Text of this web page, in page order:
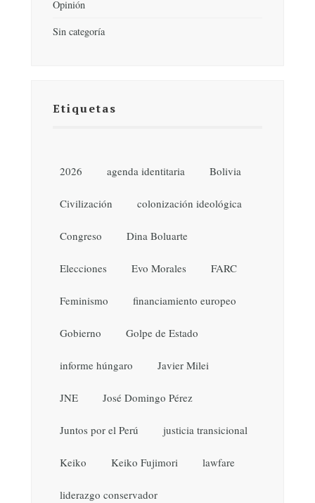
Opinión
Sin categoría
Etiquetas
2026 agenda identitaria Bolivia
Civilización colonización ideológica
Congreso Dina Boluarte
Elecciones Evo Morales FARC
Feminismo financiamiento europeo
Gobierno Golpe de Estado
informe húngaro Javier Milei
JNE José Domingo Pérez
Juntos por el Perú justicia transicional
Keiko Keiko Fujimori lawfare
liderazgo conservador